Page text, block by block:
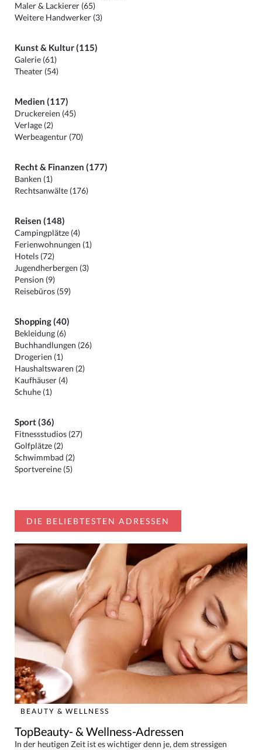
Maler & Lackierer (65)
Weitere Handwerker (3)
Kunst & Kultur (115)
Galerie (61)
Theater (54)
Medien (117)
Druckereien (45)
Verlage (2)
Werbeagentur (70)
Recht & Finanzen (177)
Banken (1)
Rechtsanwälte (176)
Reisen (148)
Campingplätze (4)
Ferienwohnungen (1)
Hotels (72)
Jugendherbergen (3)
Pension (9)
Reisebüros (59)
Shopping (40)
Bekleidung (6)
Buchhandlungen (26)
Drogerien (1)
Haushaltswaren (2)
Kaufhäuser (4)
Schuhe (1)
Sport (36)
Fitnessstudios (27)
Golfplätze (2)
Schwimmbad (2)
Sportvereine (5)
DIE BELIEBTESTEN ADRESSEN
BEAUTY & WELLNESS
TopBeauty- & Wellness-Adressen
In der heutigen Zeit ist es wichtiger denn je, dem stressigen